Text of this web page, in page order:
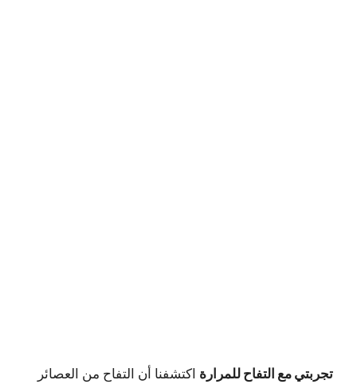
تجربتي مع التفاح للمرارة اكتشفنا أن التفاح من العصائر